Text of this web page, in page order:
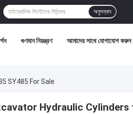
অনুসন্ধান
গুণমান নিয়ন্ত্রণ আমাদের সাথে যোগাযোগ করুন
SY485 For Sale
Hydraulic Cylinders